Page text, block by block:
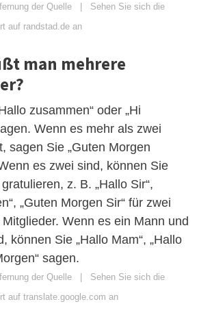
der Quelle | Sehen Sie sich die
auf randstad.de an
man mehrere
zusammen“ oder „Hi
Wenn es mehr als zwei
sagen Sie „Guten Morgen
es zwei sind, können Sie
z. B. „Hallo Sir“,
„Guten Morgen Sir“ für zwei
Wenn es ein Mann und
können Sie „Hallo Mam“, „Hallo
sagen.
der Quelle | Sehen Sie sich die
auf translate.google.com an